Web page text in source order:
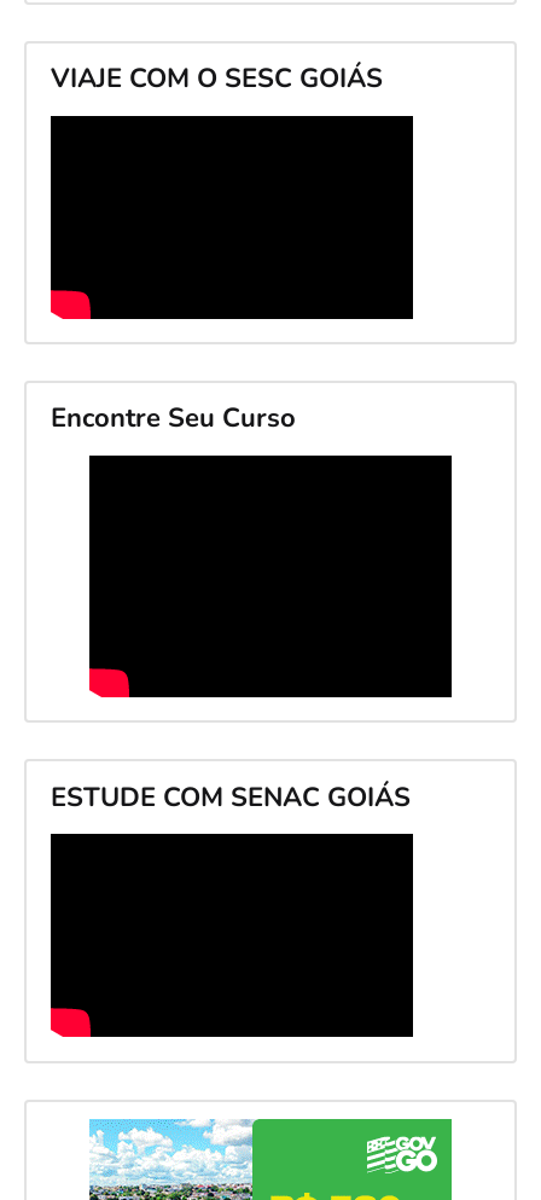
VIAJE COM O SESC GOIÁS
Encontre Seu Curso
ESTUDE COM SENAC GOIÁS